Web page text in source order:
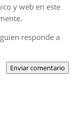
y web en este
responde a
Enviar comentario